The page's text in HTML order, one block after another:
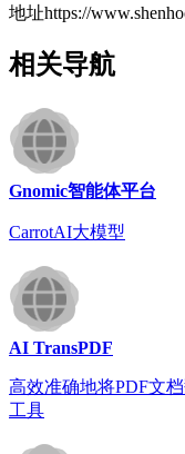
地址https://
相关导航
Gnomic智能体平台
CarrotAI大模型
AI TransPDF
高效准确地将PDF文
工具